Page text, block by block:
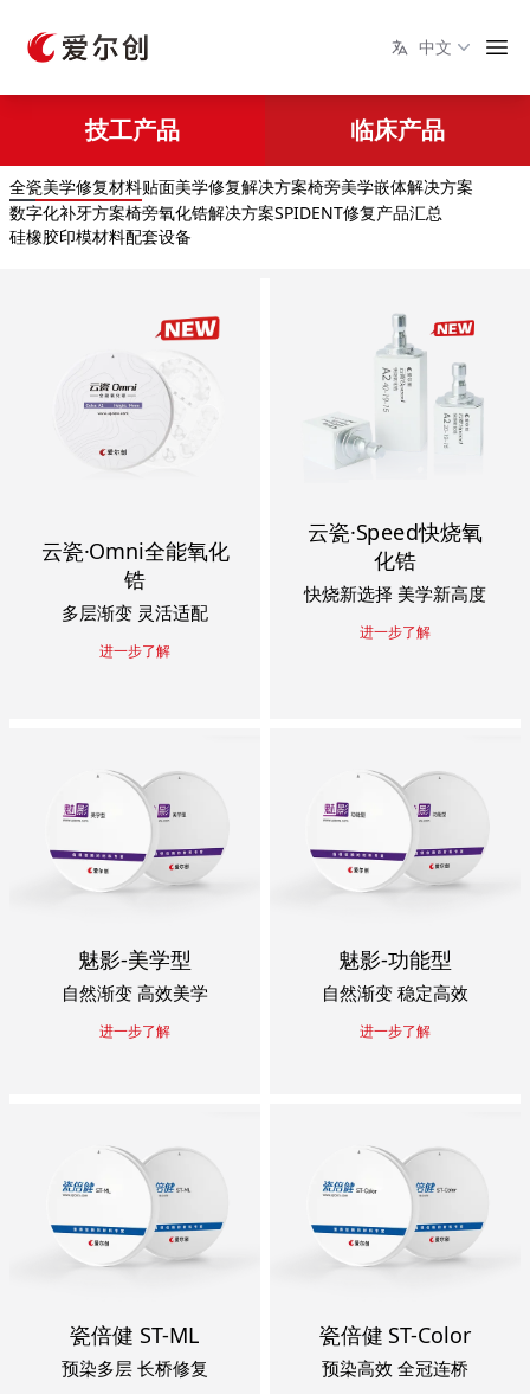
中文
技工产品 临床产品
全瓷美学修复材料贴面美学修复解决方案椅旁美学嵌体解决方案
数字化补牙方案椅旁氧化锆解决方案SPIDENT修复产品汇总
硅橡胶印模材料配套设备
云瓷·Omni全能氧化
锆
多层渐变 灵活适配
进一步了解
云瓷·Speed快烧氧
化锆
快烧新选择 美学新高度
进一步了解
魅影-美学型
自然渐变 高效美学
进一步了解
魅影-功能型
自然渐变 稳定高效
进一步了解
瓷倍健 ST-ML
预染多层 长桥修复
瓷倍健 ST-Color
预染高效 全冠连桥